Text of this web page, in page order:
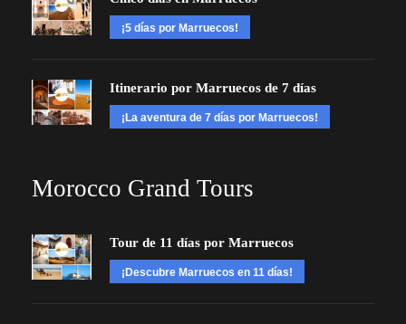
¡5 días por Marruecos!
Itinerario por Marruecos de 7 días
¡La aventura de 7 días por Marruecos!
Morocco Grand Tours
Tour de 11 días por Marruecos
¡Descubre Marruecos en 11 días!